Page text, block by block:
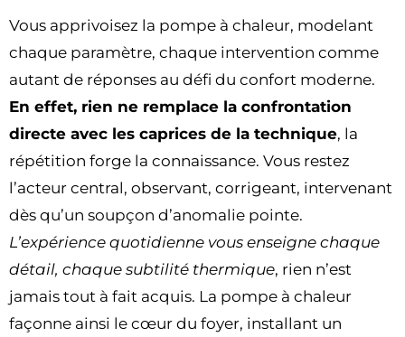
Vous apprivoisez la pompe à chaleur, modelant
chaque paramètre, chaque intervention comme
autant de réponses au défi du confort moderne.
En effet, rien ne remplace la confrontation
directe avec les caprices de la technique, la
répétition forge la connaissance. Vous restez
l’acteur central, observant, corrigeant, intervenant
dès qu’un soupçon d’anomalie pointe.
L’expérience quotidienne vous enseigne chaque
détail, chaque subtilité thermique, rien n’est
jamais tout à fait acquis. La pompe à chaleur
façonne ainsi le cœur du foyer, installant un